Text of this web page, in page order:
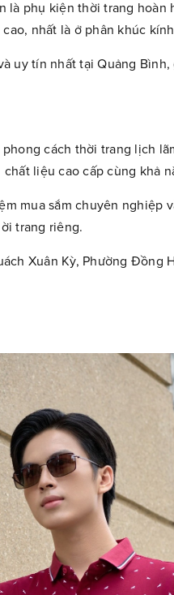
phụ kiện thời trang hoàn
nhất là ở phân khúc
uy tín nhất tại Quảng
cách thời trang lịch
liệu cao cấp cùng khả
mua sắm chuyên nghiệp
trang riêng.
Xuân Kỳ, Phường Đồng